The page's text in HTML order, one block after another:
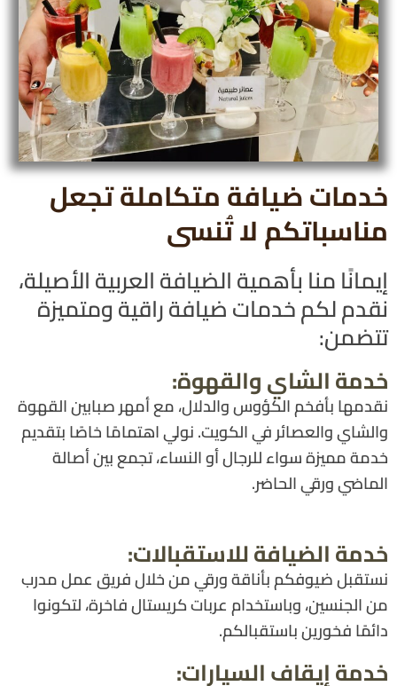
خدمات ضيافة متكاملة تجعل
مناسباتكم لا تُنسى
إيمانًا منا بأهمية الضيافة العربية الأصيلة،
نقدم لكم خدمات ضيافة راقية ومتميزة
تتضمن:
خدمة الشاي والقهوة:
نقدمها بأفخم الكؤوس والدلال، مع أمهر صبابين القهوة
والشاي والعصائر في الكويت. نولي اهتمامًا خاصًا بتقديم
خدمة مميزة سواء للرجال أو النساء، تجمع بين أصالة
الماضي ورقي الحاضر.
خدمة الضيافة للاستقبالات:
نستقبل ضيوفكم بأناقة ورقي من خلال فريق عمل مدرب
من الجنسين، وباستخدام عربات كريستال فاخرة، لتكونوا
دائمًا فخورين باستقبالكم.
خدمة إيقاف السيارات: